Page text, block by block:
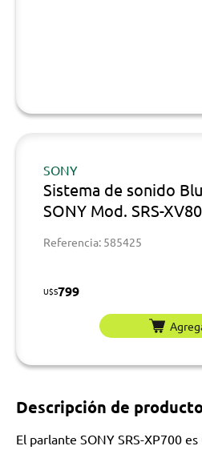
SONY
Sistema de sonido
SONY Mod. SRS-
Referencia: 585425
U$S799
Descripción de
El parlante SONY SRS-XP700